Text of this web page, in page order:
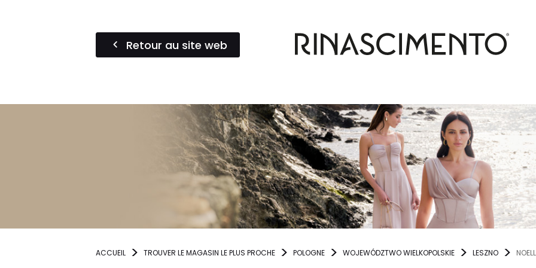
Retour au site web
ACCUEIL TROUVER LE MAGASIN LE PLUS PROCHE POLOGNE WOJEWÓDZTWO WIELKOPOLSKIE LESZNO